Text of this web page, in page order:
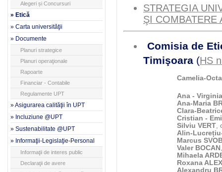
Alegeri și Concursuri
» Etică
» Carta universităţii
» Documente
Planuri strategice
Planuri operaţionale
Rapoarte
Financiar - Contabile
Regulamente UPT
» Asigurarea calităţii în UPT
» Incluziune @UPT
» Sustenabilitate @UPT
» Informaţii-Legislaţie-Personal
Informaţii de interes public
Declaraţii de avere
STRATEGIA
ŞI COMBATERE
Comisia de
Timişoara (HS
Camelia-
Ana -
Ana-Maria
Clara-
Cristian -
Silviu VERT,
Alin-
Marcus
Valer BOCAN
Mihaela
Roxana
Alexandru